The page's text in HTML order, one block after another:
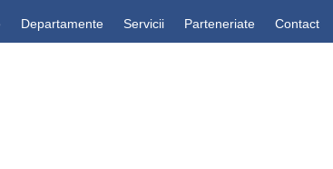
Departamente Servicii Parteneriate Contact